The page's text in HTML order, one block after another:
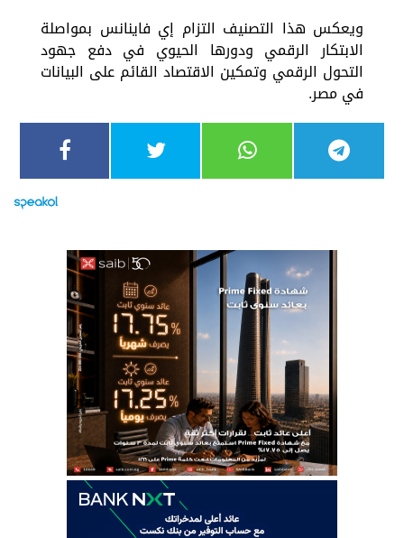
ويعكس هذا التصنيف التزام إي فاينانس بمواصلة
الابتكار الرقمي ودورها الحيوي في دفع جهود
التحول الرقمي وتمكين الاقتصاد القائم على البيانات
في مصر.